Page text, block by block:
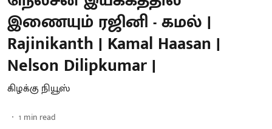
இணையும் ரஜினி - கமல் |
Rajinikanth | Kamal Haasan |
Nelson Dilipkumar |
கிழக்கு நியூஸ்
1 min read